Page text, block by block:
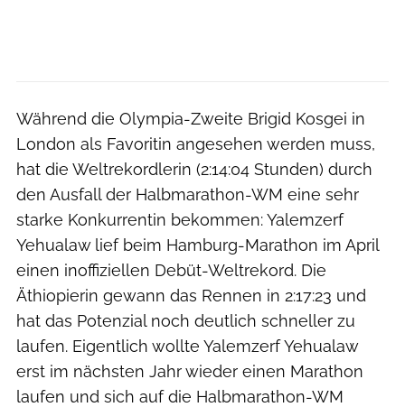
Während die Olympia-Zweite Brigid Kosgei in
London als Favoritin angesehen werden muss,
hat die Weltrekordlerin (2:14:04 Stunden) durch
den Ausfall der Halbmarathon-WM eine sehr
starke Konkurrentin bekommen: Yalemzerf
Yehualaw lief beim Hamburg-Marathon im April
einen inoffiziellen Debüt-Weltrekord. Die
Äthiopierin gewann das Rennen in 2:17:23 und
hat das Potenzial noch deutlich schneller zu
laufen. Eigentlich wollte Yalemzerf Yehualaw
erst im nächsten Jahr wieder einen Marathon
laufen und sich auf die Halbmarathon-WM